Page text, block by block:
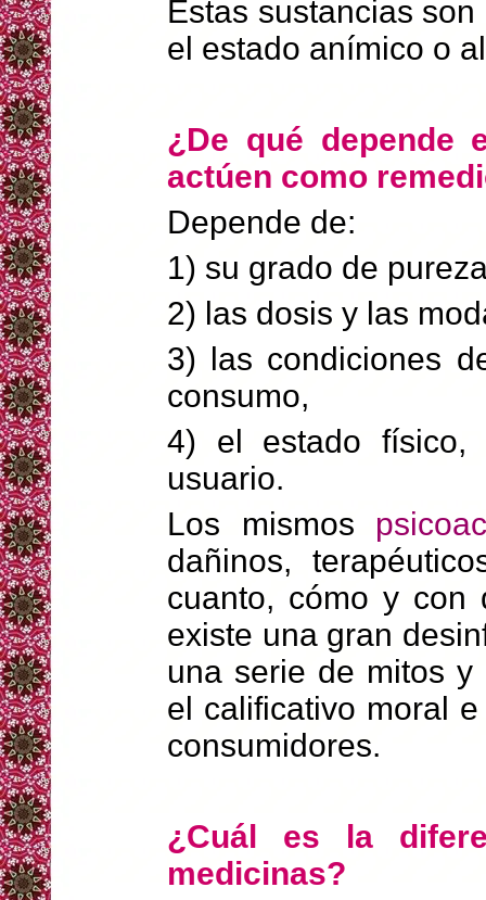
Estas sustancias
el estado anímico o
¿De qué depende
actúen como
Depende de:
1) su grado de
2) las dosis y las
3) las condiciones
consumo,
4) el estado físico,
usuario.
Los mismos
dañinos,
cuanto, cómo y con
existe una gran
una serie de mitos
el calificativo moral
consumidores.
¿Cuál es la
medicinas?